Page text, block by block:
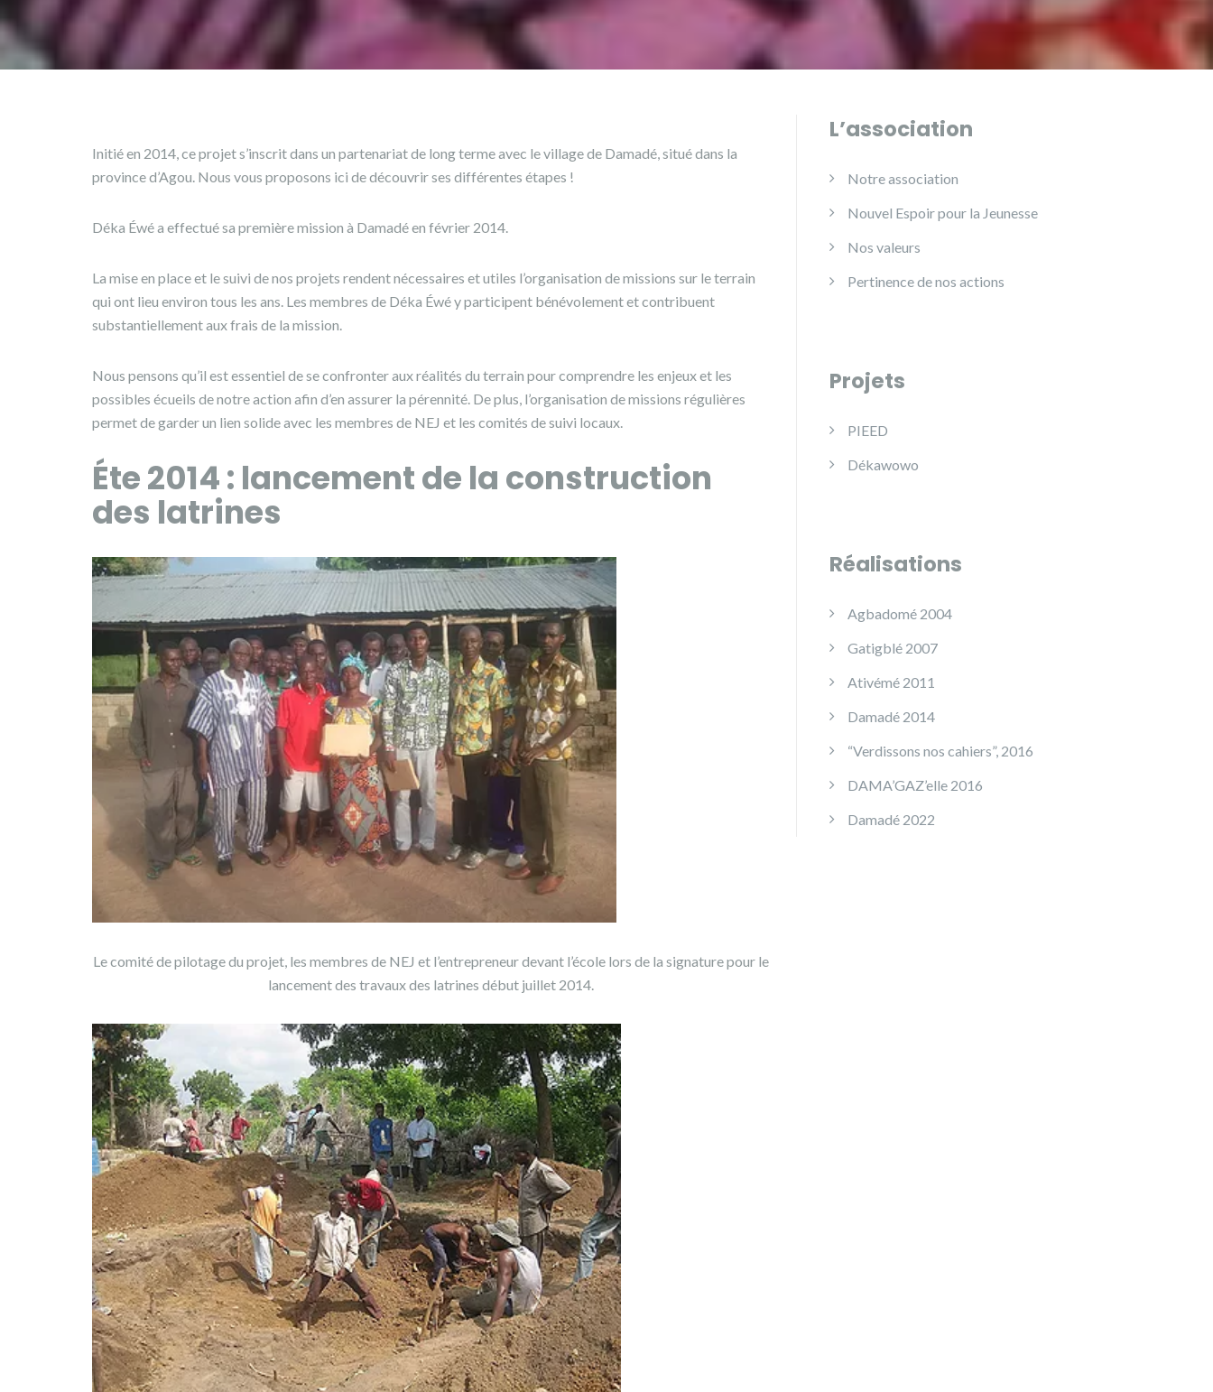
Initié en 2014, ce projet s’inscrit dans un partenariat de long terme avec le village de Damadé, situé dans la
province d’Agou. Nous vous proposons ici de découvrir ses différentes étapes !
Déka Éwé a effectué sa première mission à Damadé en février 2014.
La mise en place et le suivi de nos projets rendent nécessaires et utiles l’organisation de missions sur le terrain
qui ont lieu environ tous les ans. Les membres de Déka Éwé y participent bénévolement et contribuent
substantiellement aux frais de la mission.
Nous pensons qu’il est essentiel de se confronter aux réalités du terrain pour comprendre les enjeux et les
possibles écueils de notre action afin d’en assurer la pérennité. De plus, l’organisation de missions régulières
permet de garder un lien solide avec les membres de NEJ et les comités de suivi locaux.
Éte 2014 : lancement de la construction
des latrines
Le comité de pilotage du projet, les membres de NEJ et l’entrepreneur devant l’école lors de la signature pour le
lancement des travaux des latrines début juillet 2014.
L’association
Notre association
Nouvel Espoir pour la Jeunesse
Nos valeurs
Pertinence de nos actions
Projets
PIEED
Dékawowo
Réalisations
Agbadomé 2004
Gatigblé 2007
Ativémé 2011
Damadé 2014
“Verdissons nos cahiers”, 2016
DAMA’GAZ’elle 2016
Damadé 2022